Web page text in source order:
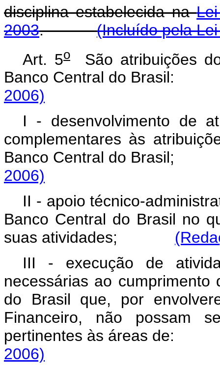
disciplina estabelecida na
2003.(Incluído pela
Art. 5o São atribuições
Banco Central do
2006)
I - desenvolvimento de
complementares às
Banco Central do
2006)
II - apoio técnico-
Banco Central do Brasil no
suas atividades;
III - execução de
necessárias ao
do Brasil que, por
Financeiro, não possam
pertinentes às áreas
2006)